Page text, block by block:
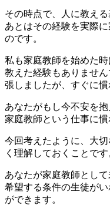
その時点で、人に教え
あとはその経験を実際
のです。
私も家庭教師を始めた
教えた経験もありませ
張しましたが、すぐに慣
あなたがもし今不安を
家庭教師という仕事に慣
今回考えたように、大
く理解しておくことです
あなたが家庭教師として
希望する条件の生徒が
ができます。